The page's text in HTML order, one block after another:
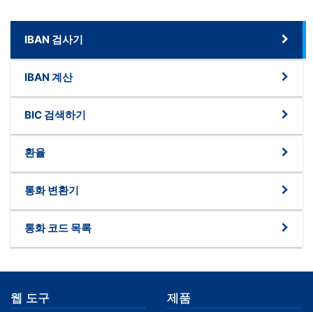
IBAN 검사기
IBAN 계산
BIC 검색하기
환율
통화 변환기
통화 코드 목록
웹 도구 제품